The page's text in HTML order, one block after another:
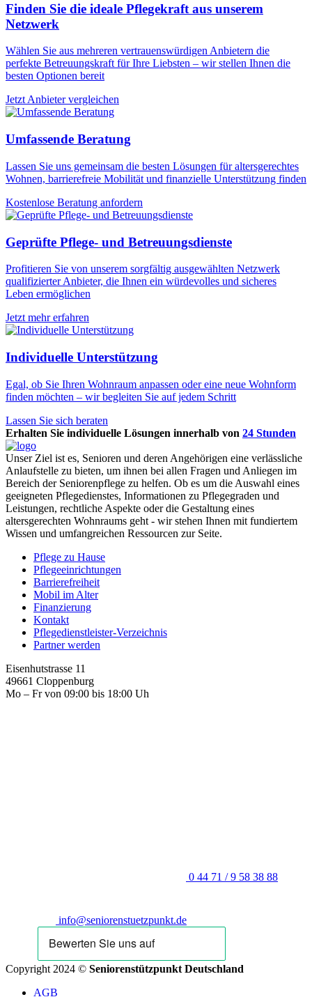
Finden Sie die ideale Pflegekraft aus unserem
Netzwerk
Wählen Sie aus mehreren vertrauenswürdigen Anbietern die
perfekte Betreuungskraft für Ihre Liebsten – wir stellen Ihnen die
besten Optionen bereit
Jetzt Anbieter vergleichen
Umfassende Beratung
Lassen Sie uns gemeinsam die besten Lösungen für altersgerechtes
Wohnen, barrierefreie Mobilität und finanzielle Unterstützung finden
Kostenlose Beratung anfordern
Geprüfte Pflege- und Betreuungsdienste
Profitieren Sie von unserem sorgfältig ausgewählten Netzwerk
qualifizierter Anbieter, die Ihnen ein würdevolles und sicheres
Leben ermöglichen
Jetzt mehr erfahren
Individuelle Unterstützung
Egal, ob Sie Ihren Wohnraum anpassen oder eine neue Wohnform
finden möchten – wir begleiten Sie auf jedem Schritt
Lassen Sie sich beraten
Erhalten Sie individuelle Lösungen innerhalb von 24 Stunden
Unser Ziel ist es, Senioren und deren Angehörigen eine verlässliche
Anlaufstelle zu bieten, um ihnen bei allen Fragen und Anliegen im
Bereich der Seniorenpflege zu helfen. Ob es um die Auswahl eines
geeigneten Pflegedienstes, Informationen zu Pflegegraden und
Leistungen, rechtliche Aspekte oder die Gestaltung eines
altersgerechten Wohnraums geht - wir stehen Ihnen mit fundiertem
Wissen und umfangreichen Ressourcen zur Seite.
Pflege zu Hause
Pflegeeinrichtungen
Barrierefreiheit
Mobil im Alter
Finanzierung
Kontakt
Pflegedienstleister-Verzeichnis
Partner werden
Eisenhutstrasse 11
49661 Cloppenburg
Mo – Fr von 09:00 bis 18:00 Uh
0 44 71 / 9 58 38 88
info@seniorenstuetzpunkt.de
Copyright 2024 © Seniorenstützpunkt Deutschland
AGB